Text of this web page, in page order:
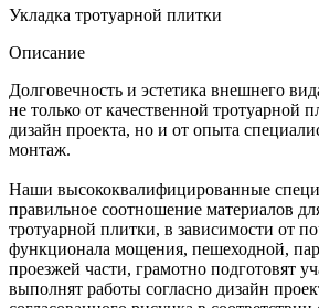
Укладка тротуарной плитки
Описание
Долговечность и эстетика внешнего
не только от качественной тротуарной
дизайн проекта, но и от опыта
монтаж.
Наши высококвалифицированные
правильное соотношение материалов
тротуарной плитки, в зависимости от
функционала мощения, пешеходной,
проезжей части, грамотно подготовят
выполнят работы согласно дизайн